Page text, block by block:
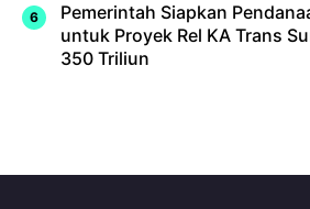
Pemerintah Siapkan
untuk Proyek Rel KA Trans
350 Triliun